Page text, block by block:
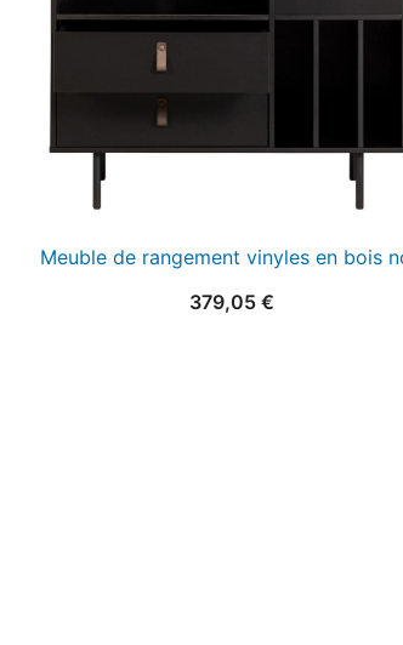
Meuble de rangement vinyles en bois
379,05 €